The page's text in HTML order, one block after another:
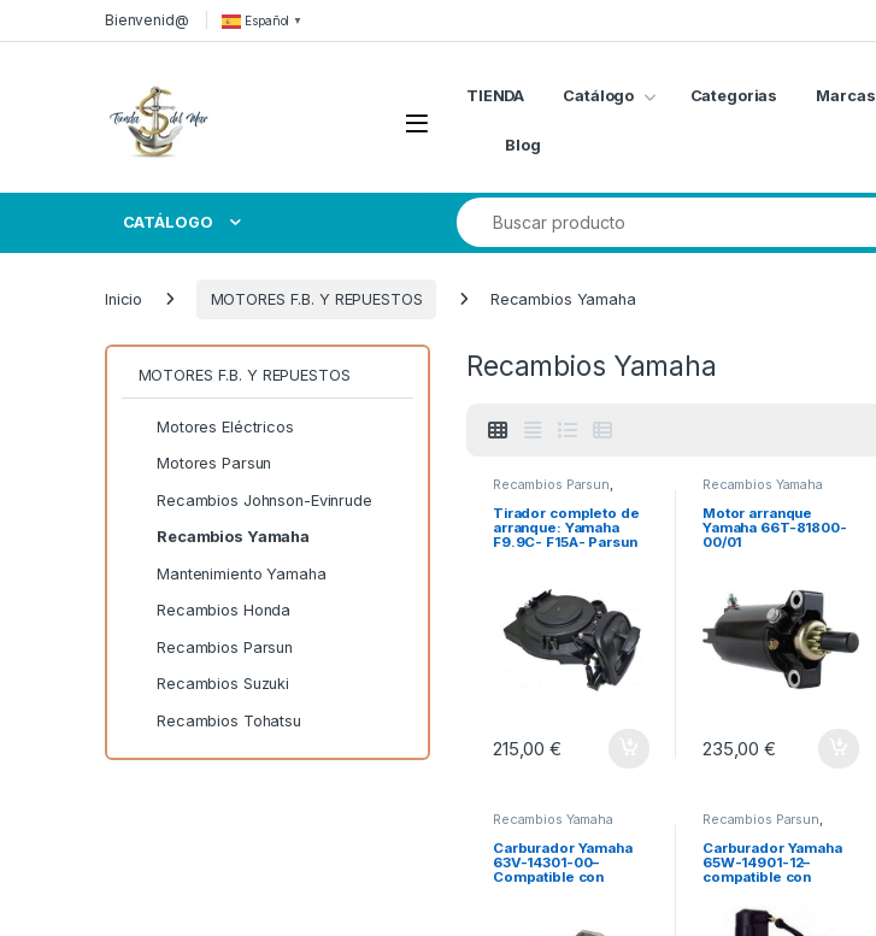
Skip to navigation
Skip to contentBienvenid@ Español ▼
Open
TIENDA Catálogo Categorias Marcas
Blog
CATÁLOGO
Search for:
Inicio MOTORES F.B. Y REPUESTOS Recambios Yamaha
Recambios Yamaha
Recambios Parsun,
Tirador completo de
arranque: Yamaha
F9.9C- F15A- Parsun
215,00€
Recambios Yamaha
Motor arranque
Yamaha 66T-81800-
00/01
235,00€
Recambios Yamaha
Carburador Yamaha
63V-14301-00–
Compatible con
Recambios Parsun,
Carburador Yamaha
65W-14901-12–
compatible con
(1999-06)
MOTORES F.B. Y REPUESTOS
Motores Eléctricos
Motores Parsun
Recambios Johnson-Evinrude
Recambios Yamaha
Mantenimiento Yamaha
Recambios Honda
Recambios Parsun
Recambios Suzuki
Recambios Tohatsu